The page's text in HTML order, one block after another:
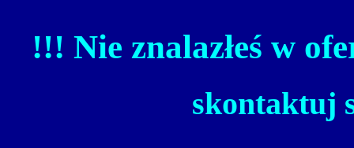
!!! Nie znalazłeś w
skontaktuj